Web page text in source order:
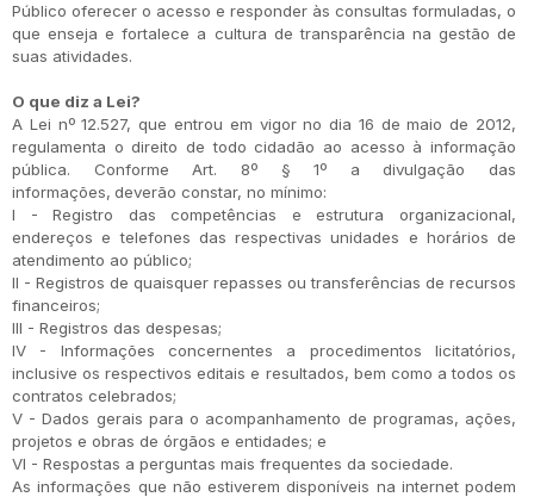
Público oferecer o acesso e responder às consultas formuladas, o
que enseja e fortalece a cultura de transparência na gestão de
suas atividades.
O que diz a Lei?
A Lei nº 12.527, que entrou em vigor no dia 16 de maio de 2012,
regulamenta o direito de todo cidadão ao acesso à informação
pública. Conforme Art. 8º § 1º a divulgação das
informações, deverão constar, no mínimo:
I - Registro das competências e estrutura organizacional,
endereços e telefones das respectivas unidades e horários de
atendimento ao público;
II - Registros de quaisquer repasses ou transferências de recursos
financeiros;
III - Registros das despesas;
IV - Informações concernentes a procedimentos licitatórios,
inclusive os respectivos editais e resultados, bem como a todos os
contratos celebrados;
V - Dados gerais para o acompanhamento de programas, ações,
projetos e obras de órgãos e entidades; e
VI - Respostas a perguntas mais frequentes da sociedade.
As informações que não estiverem disponíveis na internet podem